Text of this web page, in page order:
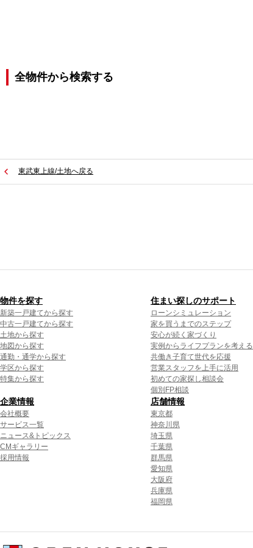
全物件から検索する
東武東上線/土地へ戻る
物件を探す
新築一戸建てから探す
中古一戸建てから探す
土地から探す
地図から探す
通勤・通学から探す
学区から探す
特集から探す
住まい探しのサポート
ローンシミュレーション
家を買うまでのステップ
安心が続く家づくり
実例からライフプランを考える
共働き子育て世代を応援
営業スタッフを上手に活用
初めての家探し相談会
個別FP相談
企業情報
会社概要
サービス一覧
ニュース&トピックス
CMギャラリー
採用情報
店舗情報
東京都
神奈川県
埼玉県
千葉県
群馬県
愛知県
大阪府
兵庫県
福岡県